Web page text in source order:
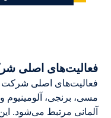
فعالیت‌های اصلی
فعالیت‌های اصلی شرکت
مسی، برنجی، آلومینیوم و
آلمانی مرتبط می‌شود.